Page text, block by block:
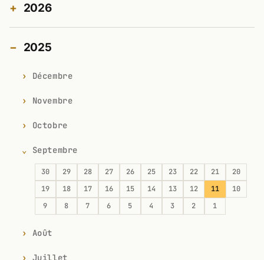
2026
2025
Décembre
Novembre
Octobre
Septembre
30 29 28 27 26 25 23 22 21
20
19
18 17 16 15 14 13 12 11
10
9
8 7 6 5 4 3 2 1
Août